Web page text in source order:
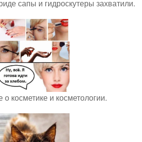
сапы и гидроскутеры захватили.
о косметике и косметологии.